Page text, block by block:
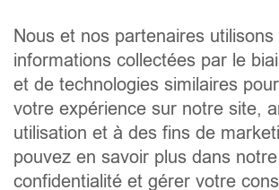
Contact
Liens utiles
Conseils pratiques pour vendre ou louer
Préparer un déménagement
Documents utiles
Notaire.be
Société
TVA. BE 0464.629.802 • IPI : 510350 RC
Nous et nos partenaires utilisons
informations collectées par le
et de technologies similaires
votre expérience sur notre site,
utilisation et à des fins de
pouvez en savoir plus dans
confidentialité et gérer votre